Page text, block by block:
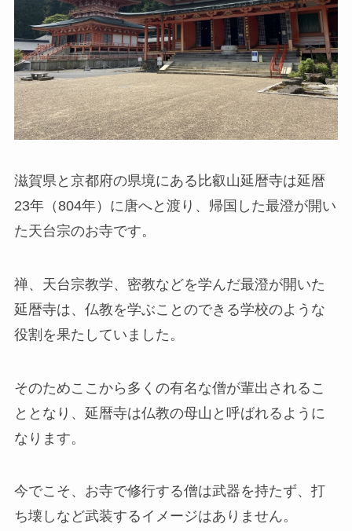
滋賀県と京都府の県境にある比叡山延暦寺は延暦
23年（804年）に唐へと渡り、帰国した最澄が開い
た天台宗のお寺です。
禅、天台宗教学、密教などを学んだ最澄が開いた
延暦寺は、仏教を学ぶことのできる学校のような
役割を果たしていました。
そのためここから多くの有名な僧が輩出されるこ
ととなり、延暦寺は仏教の母山と呼ばれるように
なります。
今でこそ、お寺で修行する僧は武器を持たず、打
ち壊しなど武装するイメージはありません。